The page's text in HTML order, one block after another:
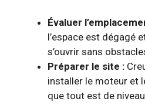
Évaluer
l’espace est dégagé
s’ouvrir sans
Préparer le site :
installer le moteur et
que tout est de